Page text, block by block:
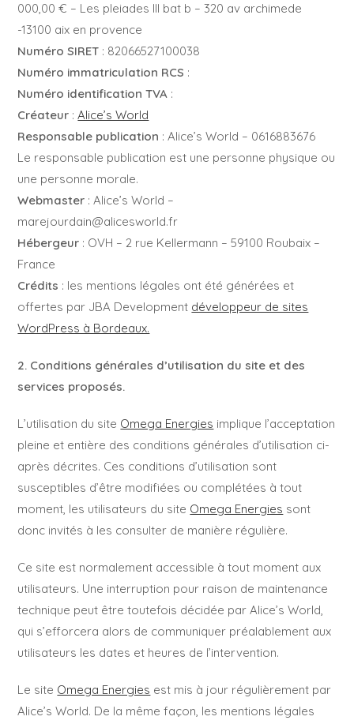
000,00 € – Les pleiades III bat b – 320 av archimede
-13100 aix en provence
Numéro SIRET : 82066527100038
Numéro immatriculation RCS :
Numéro identification TVA :
Créateur :Alice’s World
Responsable publication : Alice’s World – 0616883676
Le responsable publication est une personne physique ou
une personne morale.
Webmaster : Alice’s World –
marejourdain@alicesworld.fr
Hébergeur : OVH – 2 rue Kellermann – 59100 Roubaix –
France
Crédits : les mentions légales ont été générées et
offertes par JBA Development développeur de sites
WordPress à Bordeaux.
2. Conditions générales d’utilisation du site et des
services proposés.
L’utilisation du site Omega Energies implique l’acceptation
pleine et entière des conditions générales d’utilisation ci-
après décrites. Ces conditions d’utilisation sont
susceptibles d’être modifiées ou complétées à tout
moment, les utilisateurs du site Omega Energies sont
donc invités à les consulter de manière régulière.
Ce site est normalement accessible à tout moment aux
utilisateurs. Une interruption pour raison de maintenance
technique peut être toutefois décidée par Alice’s World,
qui s’efforcera alors de communiquer préalablement aux
utilisateurs les dates et heures de l’intervention.
Le site Omega Energies est mis à jour régulièrement par
Alice’s World. De la même façon, les mentions légales